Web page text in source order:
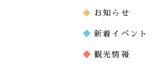
お知らせ
新着イベント
観光情報